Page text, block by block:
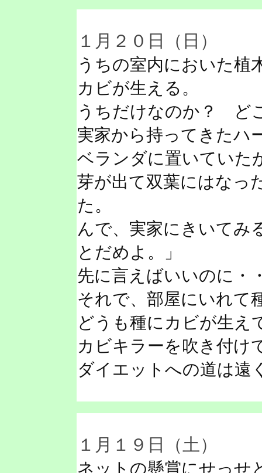
１月２０日（日）
うちの室内においた植
カビが生える。
うちだけなのか？ ど
実家から持ってきたハ
ベランダに置いていた
芽が出て双葉にはなっ
た。
んで、実家にきいてみ
とだめよ。」
先に言えばいいのに・
それで、部屋にいれて
どうも種にカビが生え
カビキラーを吹き付け
ダイエットへの道は遠
１月１９日（土）
ネットの懸賞にせっせ